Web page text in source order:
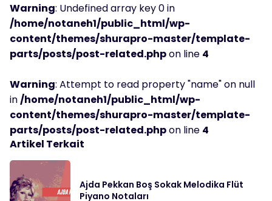
Warning: Undefined array key 0 in
/home/notaneh1/public_html/wp-
content/themes/shurapro-master/template-
parts/posts/post-related.phpon line 4
Warning: Attempt to read property "name" on null
in /home/notaneh1/public_html/wp-
content/themes/shurapro-master/template-
parts/posts/post-related.phpon line 4
Artikel Terkait
Ajda Pekkan Boş Sokak Melodika Flüt
Piyano Notaları